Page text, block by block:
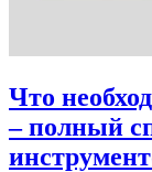
Что
– полный